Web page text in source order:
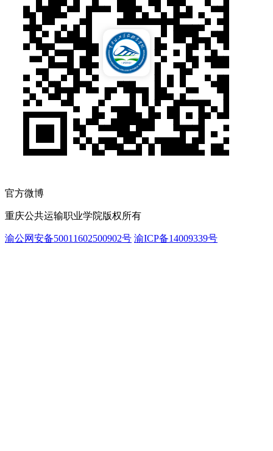
官方微博
重庆公共运输职业学院版权所有
渝公网安备50011602500902号 渝ICP备14009339号